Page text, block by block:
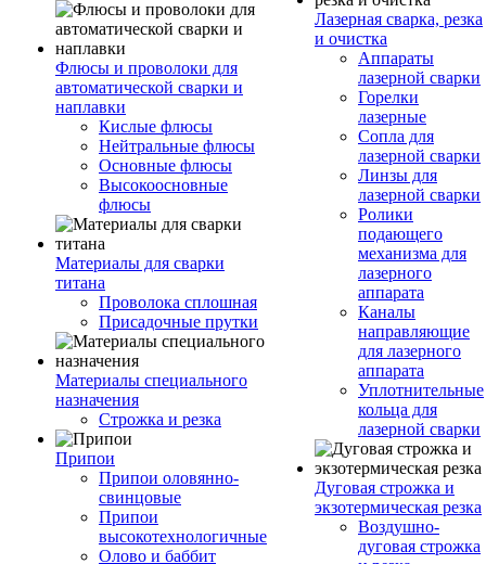
Флюсы и проволоки для
автоматической сварки и
наплавки
Кислые флюсы
Нейтральные флюсы
Основные флюсы
Высокоосновные
флюсы
Материалы для сварки
титана
Проволока сплошная
Присадочные прутки
Материалы специального
назначения
Строжка и резка
Припои
Припои оловянно-
свинцовые
Припои
высокотехнологичные
Олово и баббит
Лазерная сварка, резка
и очистка
Аппараты
лазерной сварки
Горелки
лазерные
Сопла для
лазерной сварки
Линзы для
лазерной сварки
Ролики
подающего
механизма для
лазерного
аппарата
Каналы
направляющие
для лазерного
аппарата
Уплотнительные
кольца для
лазерной сварки
Дуговая строжка и
экзотермическая резка
Воздушно-
дуговая строжка